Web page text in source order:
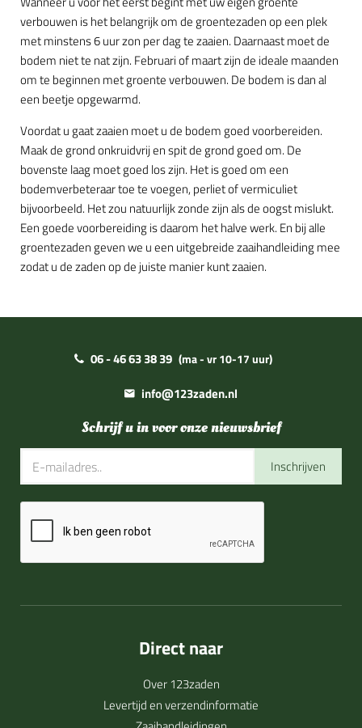
verbouwen is het belangrijk om de groentezaden op een plek
met minstens 6 uur zon per dag te zaaien. Daarnaast moet de
bodem niet te nat zijn. Februari of maart zijn de ideale maanden
om te beginnen met groente verbouwen. De bodem is dan al
een beetje opgewarmd.
Voordat u gaat zaaien moet u de bodem goed voorbereiden.
Maak de grond onkruidvrij en spit de grond goed om. De
bovenste laag moet goed los zijn. Het is goed om een
bodemverbeteraar toe te voegen, perliet of vermiculiet
bijvoorbeeld. Het zou natuurlijk zonde zijn als de oogst mislukt.
Een goede voorbereiding is daarom het halve werk. En bij alle
groentezaden geven we u een uitgebreide zaaihandleiding mee
zodat u de zaden op de juiste manier kunt zaaien.
06 - 46 63 38 39 (ma - vr 10-17 uur)
info@123zaden.nl
Schrijf u in voor onze nieuwsbrief
Inschrijven
Direct naar
Over 123zaden
Levertijd en verzendinformatie